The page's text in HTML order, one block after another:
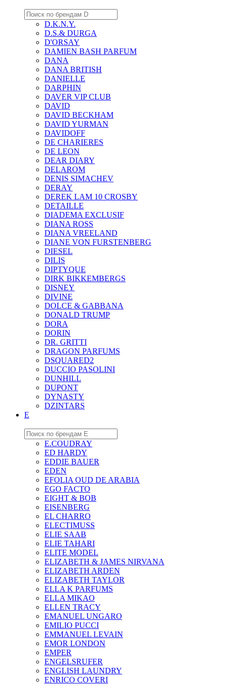
D.K.N.Y.
D.S.& DURGA
D'ORSAY
DAMIEN BASH PARFUM
DANA
DANA BRITISH
DANIELLE
DARPHIN
DAVER VIP CLUB
DAVID
DAVID BECKHAM
DAVID YURMAN
DAVIDOFF
DE CHARIERES
DE LEON
DEAR DIARY
DELAROM
DENIS SIMACHEV
DERAY
DEREK LAM 10 CROSBY
DETAILLE
DIADEMA EXCLUSIF
DIANA ROSS
DIANA VREELAND
DIANE VON FURSTENBERG
DIESEL
DILIS
DIPTYQUE
DIRK BIKKEMBERGS
DISNEY
DIVINE
DOLCE & GABBANA
DONALD TRUMP
DORA
DORIN
DR. GRITTI
DRAGON PARFUMS
DSQUARED2
DUCCIO PASOLINI
DUNHILL
DUPONT
DYNASTY
DZINTARS
E
E.COUDRAY
ED HARDY
EDDIE BAUER
EDEN
EFOLIA OUD DE ARABIA
EGO FACTO
EIGHT & BOB
EISENBERG
EL CHARRO
ELECTIMUSS
ELIE SAAB
ELIE TAHARI
ELITE MODEL
ELIZABETH & JAMES NIRVANA
ELIZABETH ARDEN
ELIZABETH TAYLOR
ELLA K PARFUMS
ELLA MIKAO
ELLEN TRACY
EMANUEL UNGARO
EMILIO PUCCI
EMMANUEL LEVAIN
EMOR LONDON
EMPER
ENGELSRUFER
ENGLISH LAUNDRY
ENRICO COVERI